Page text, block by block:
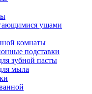
ушами
комнаты
подставки
зубной пасты
мыла